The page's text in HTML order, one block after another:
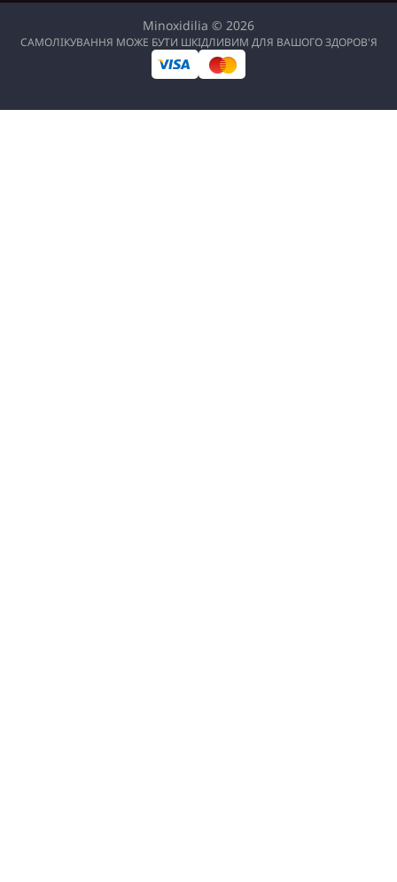
Minoxidilia © 2026
САМОЛІКУВАННЯ МОЖЕ БУТИ ШКІДЛИВИМ ДЛЯ ВАШОГО ЗДОРОВ'Я